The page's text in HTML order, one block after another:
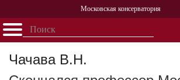
Московская консерватория
Открыть - закрыть
ГлавнаяСобытияАфиша
Партнерство
Чачава В.Н.